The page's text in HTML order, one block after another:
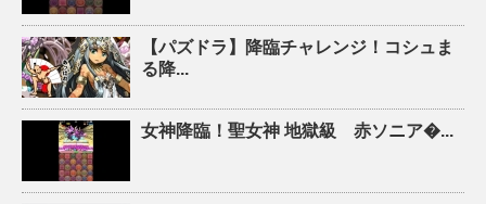
【パズドラ】降臨チャレンジ！コシュま
る降...
女神降臨！聖女神 地獄級 赤ソニア�...